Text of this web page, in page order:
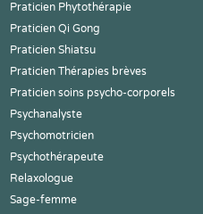
Praticien Phytothérapie
Praticien Qi Gong
Praticien Shiatsu
Praticien Thérapies brèves
Praticien soins psycho-corporels
Psychanalyste
Psychomotricien
Psychothérapeute
Relaxologue
Sage-femme